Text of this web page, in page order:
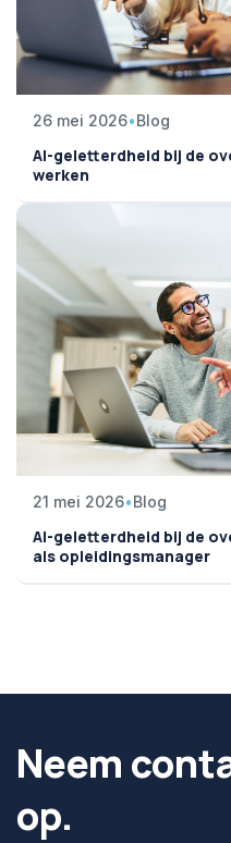
26 mei 2026•Blog
AI-geletterdheid bij de
werken
21 mei 2026•Blog
AI-geletterdheid bij de
als opleidingsmanager
Neem
op.